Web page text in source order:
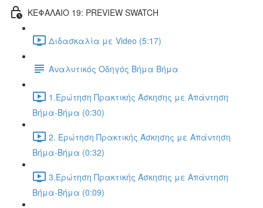
ΚΕΦΑΛΑΙΟ 19: PREVIEW SWATCH
Διδασκαλία με Video (5:17)
Αναλυτικός Οδηγός Βήμα Βήμα
1.Ερώτηση Πρακτικής Άσκησης με Απάντηση
Βήμα-Βήμα (0:30)
2. Ερώτηση Πρακτικής Άσκησης με Απάντηση
Βήμα-Βήμα (0:32)
3.Ερώτηση Πρακτικής Άσκησης με Απάντηση
Βήμα-Βήμα (0:09)